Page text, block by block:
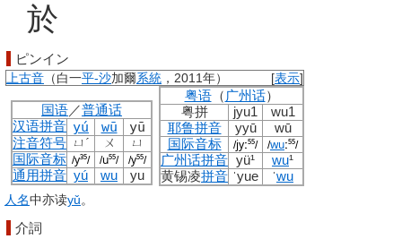
於
ピンイン
[表示]
上古音 （白一平-沙加爾系統 ，2011年）
国语／普通话
汉语拼音 yú wū yū
注音符号 ㄩˊ ㄨ ㄩ
国际音标 /y³⁵/ /u⁵⁵/ /y⁵⁵/
通用拼音 yú wu yu
粤语（ 广州话）
粤拼 jyu1
wu1
耶鲁拼音 yyū wū
国际音标
/jyː⁵⁵/ /wuː⁵⁵/
广州话拼音 yü¹ wu¹
黄锡凌拼音 ˈyue ˈwu
人名中亦读yǔ。
介詞